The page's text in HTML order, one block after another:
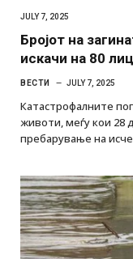
JULY 7, 2025
Бројот на
искачи на 80
ВЕСТИ JULY 7, 2025
Катастрофалните
животи, меѓу кои 28
пребарување на